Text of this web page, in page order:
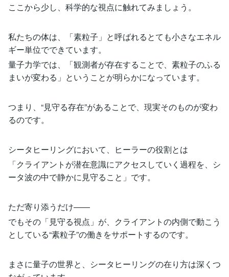
ここから少し、科学的な視点に触れてみましょう。
私たちの体は、「素粒子」と呼ばれるとても小さなエネル
ギー単位でできています。
量子力学では、「観測者が存在することで、素粒子のふる
まいが変わる」ということが明らかになっています。
つまり、“見守る存在”があることで、現実そのものが変わ
るのです。
シータヒーリングにおいて、ヒーラーの役割とは
「クライアントが潜在意識にアクセスしていく過程を、シ
ータ波の中で静かに見守ること」です。
ただ寄り添うだけ――
でもその「見守る視点」が、クライアントの内側で動こう
としている“素粒子”の働きをサポートするのです。
まさに量子の世界と、シータヒーリングの在り方は深くつ